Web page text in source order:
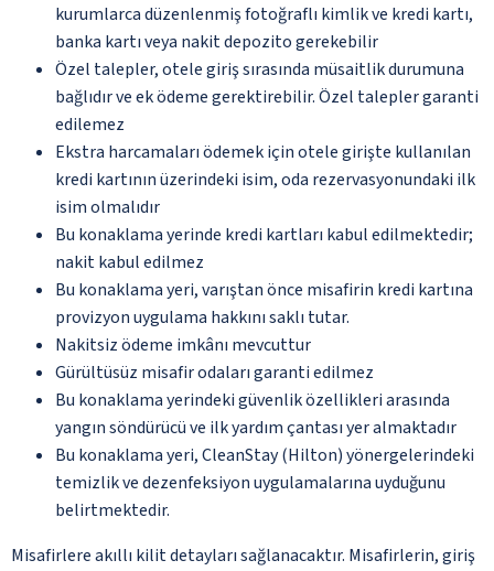
kurumlarca düzenlenmiş fotoğraflı kimlik ve kredi kartı,
banka kartı veya nakit depozito gerekebilir
Özel talepler, otele giriş sırasında müsaitlik durumuna
bağlıdır ve ek ödeme gerektirebilir. Özel talepler garanti
edilemez
Ekstra harcamaları ödemek için otele girişte kullanılan
kredi kartının üzerindeki isim, oda rezervasyonundaki ilk
isim olmalıdır
Bu konaklama yerinde kredi kartları kabul edilmektedir;
nakit kabul edilmez
Bu konaklama yeri, varıştan önce misafirin kredi kartına
provizyon uygulama hakkını saklı tutar.
Nakitsiz ödeme imkânı mevcuttur
Gürültüsüz misafir odaları garanti edilmez
Bu konaklama yerindeki güvenlik özellikleri arasında
yangın söndürücü ve ilk yardım çantası yer almaktadır
Bu konaklama yeri, CleanStay (Hilton) yönergelerindeki
temizlik ve dezenfeksiyon uygulamalarına uyduğunu
belirtmektedir.
Misafirlere akıllı kilit detayları sağlanacaktır. Misafirlerin, giriş